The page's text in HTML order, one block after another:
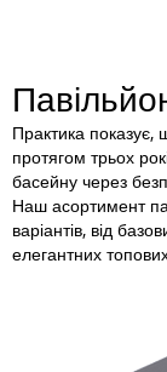
Практика показує,
протягом трьох
басейну через
Наш асортимент
варіантів, від
елегантних